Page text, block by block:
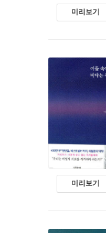
미리보기
미리보기